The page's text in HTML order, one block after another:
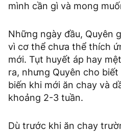
mình cần gì và mong
Những ngày đầu, Quyên
vì cơ thể chưa thể thích
mới. Tụt huyết áp hay
ra, nhưng Quyên cho
biến khi mới ăn chay và
khoảng 2-3 tuần.
Dù trước khi ăn chay